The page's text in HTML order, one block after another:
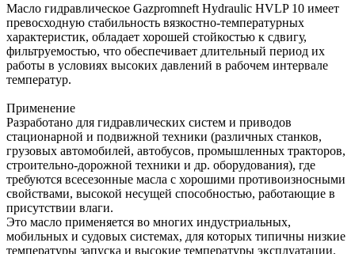
Масло гидравлическое Gazpromneft Hydraulic HVLP 10 имеет
превосходную стабильность вязкостно-температурных
характеристик, обладает хорошей стойкостью к сдвигу,
фильтруемостью, что обеспечивает длительный период их
работы в условиях высоких давлений в рабочем интервале
температур.
Применение
Разработано для гидравлических систем и приводов
стационарной и подвижной техники (различных станков,
грузовых автомобилей, автобусов, промышленных тракторов,
строительно-дорожной техники и др. оборудования), где
требуются всесезонные масла с хорошими противоизносными
свойствами, высокой несущей способностью, работающие в
присутствии влаги.
Это масло применяется во многих индустриальных,
мобильных и судовых системах, для которых типичны низкие
температуры запуска и высокие температуры эксплуатации.